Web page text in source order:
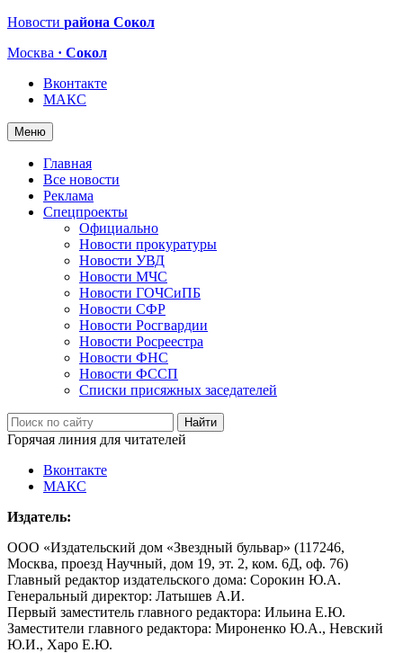
Новости района Сокол
Москва · Сокол
Вконтакте
МАКС
Меню
Главная
Все новости
Реклама
Спецпроекты
Официально
Новости прокуратуры
Новости УВД
Новости МЧС
Новости ГОЧСиПБ
Новости СФР
Новости Росгвардии
Новости Росреестра
Новости ФНС
Новости ФССП
Списки присяжных заседателей
Горячая линия для читателей
Вконтакте
МАКС
Издатель:
ООО «Издательский дом «Звездный бульвар» (117246,
Москва, проезд Научный, дом 19, эт. 2, ком. 6Д, оф. 76)
Главный редактор издательского дома: Сорокин Ю.А.
Генеральный директор: Латышев А.И.
Первый заместитель главного редактора: Ильина Е.Ю.
Заместители главного редактора: Мироненко Ю.А., Невский
Ю.И., Харо Е.Ю.